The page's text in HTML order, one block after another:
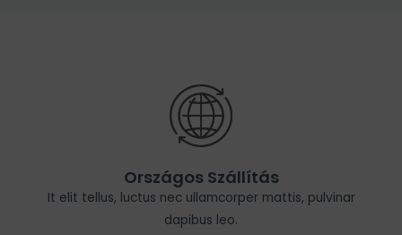
Országos Szállítás
It elit tellus, luctus nec ullamcorper mattis, pulvinar
dapibus leo.